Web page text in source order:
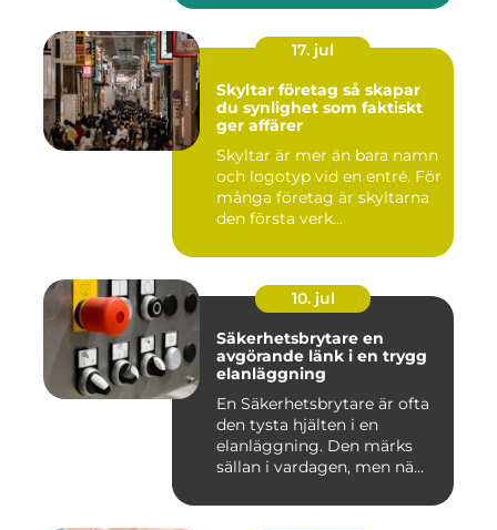
17. jul
Skyltar företag så skapar
du synlighet som faktiskt
ger affärer
Skyltar är mer än bara namn
och logotyp vid en entré. För
många företag är skyltarna
den första verk...
10. jul
Säkerhetsbrytare en
avgörande länk i en trygg
elanläggning
En Säkerhetsbrytare är ofta
den tysta hjälten i en
elanläggning. Den märks
sällan i vardagen, men nä...